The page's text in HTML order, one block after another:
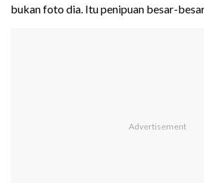
bukan foto dia. Itu penipuan besar-